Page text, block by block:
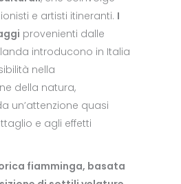
e artisti itineranti. I
provenienti dalle
introducono in Italia
nella
della natura,
un’attenzione quasi
e agli effetti
fiamminga, basata